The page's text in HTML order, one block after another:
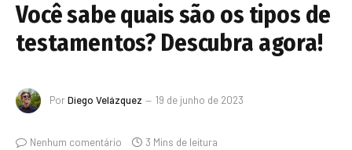
Você sabe quais são os tipos de
testamentos? Descubra agora!
PorDiego Velázquez 19 de junho de 2023
Nenhum comentário 3 Mins de leitura